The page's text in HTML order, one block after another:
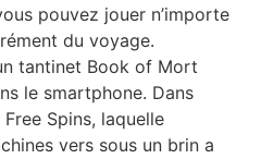
pouvez jouer n’importe
du voyage.
tantinet Book of Mort
le smartphone. Dans
Spins, laquelle
vers sous un brin a